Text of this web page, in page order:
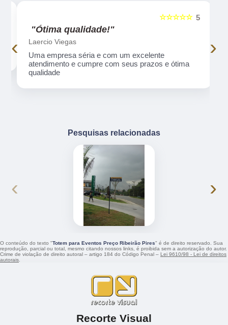
5
☆☆☆☆☆
"Ótima qualidade!"
Laercio Viegas
Uma empresa séria e com um excelente
atendimento e cumpre com seus prazos e ótima
qualidade
‹ ›
Pesquisas relacionadas
‹ ›
O conteúdo do texto "Totem para Eventos Preço Ribeirão Pires" é de direito reservado. Sua
reprodução, parcial ou total, mesmo citando nossos links, é proibida sem a autorização do autor.
Crime de violação de direito autoral – artigo 184 do Código Penal – Lei 9610/98 - Lei de direitos
autorais
Recorte Visual